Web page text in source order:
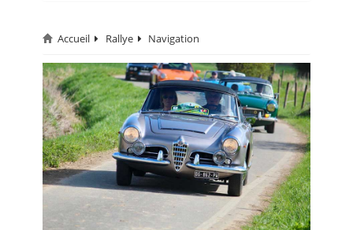
CIRCUIT
RALLYE
MONTAGNE
EVÈNEMENTS
CALENDRIER
FOCUS
Accueil Rallye Navigation